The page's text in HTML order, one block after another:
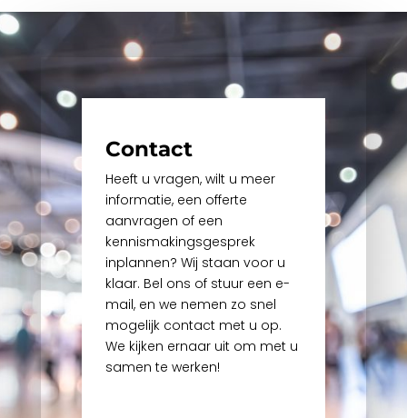
Contact
Heeft u vragen, wilt u meer
informatie, een offerte
aanvragen of een
kennismakingsgesprek
inplannen? Wij staan voor u
klaar. Bel ons of stuur een e-
mail, en we nemen zo snel
mogelijk contact met u op.
We kijken ernaar uit om met u
samen te werken!